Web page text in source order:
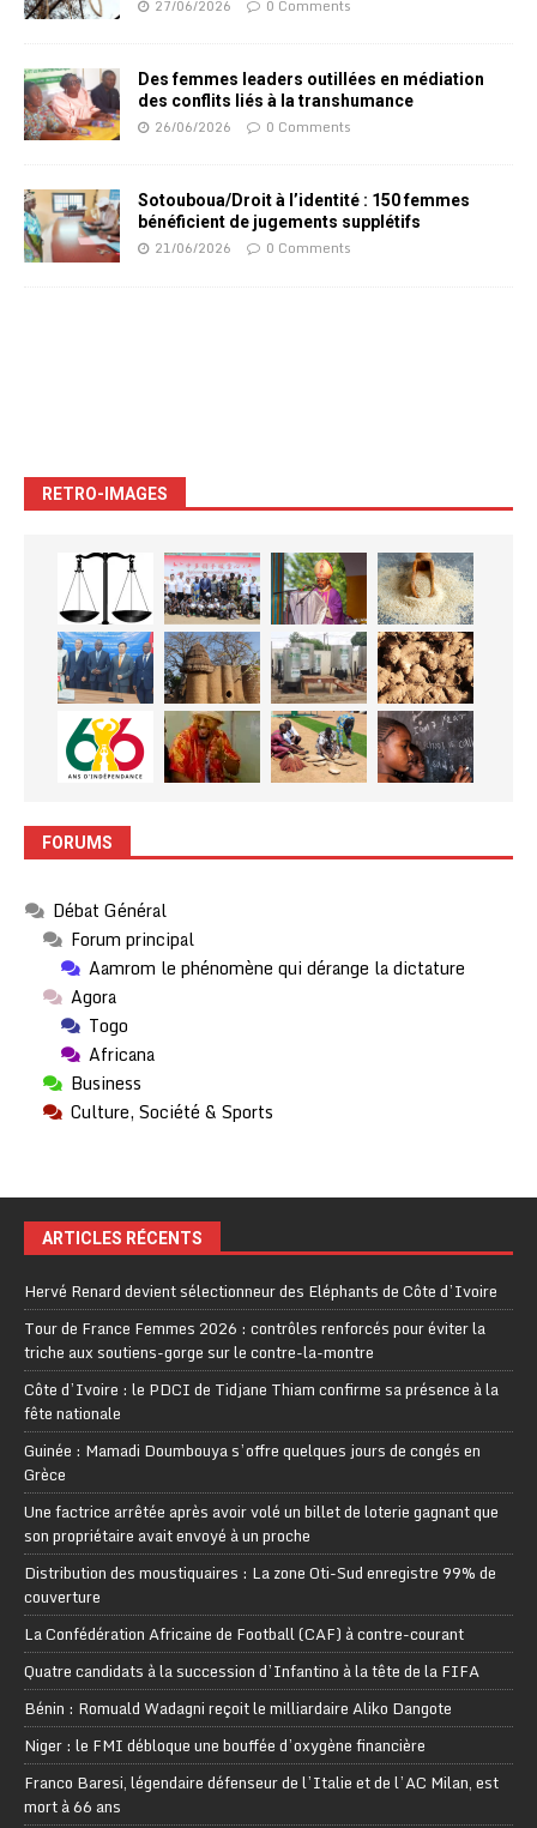
27/06/2026 0 Comments
Des femmes leaders outillées en médiation
des conflits liés à la transhumance
26/06/2026 0 Comments
Sotouboua/Droit à l’identité : 150 femmes
bénéficient de jugements supplétifs
21/06/2026 0 Comments
RETRO-IMAGES
FORUMS
Débat Général
Forum principal
Aamrom le phénomène qui dérange la dictature
Agora
Togo
Africana
Business
Culture, Société & Sports
ARTICLES RÉCENTS
Hervé Renard devient sélectionneur des Eléphants de Côte d’Ivoire
Tour de France Femmes 2026 : contrôles renforcés pour éviter la
triche aux soutiens-gorge sur le contre-la-montre
Côte d’Ivoire : le PDCI de Tidjane Thiam confirme sa présence à la
fête nationale
Guinée : Mamadi Doumbouya s’offre quelques jours de congés en
Grèce
Une factrice arrêtée après avoir volé un billet de loterie gagnant que
son propriétaire avait envoyé à un proche
Distribution des moustiquaires : La zone Oti-Sud enregistre 99% de
couverture
La Confédération Africaine de Football (CAF) à contre-courant
Quatre candidats à la succession d’Infantino à la tête de la FIFA
Bénin : Romuald Wadagni reçoit le milliardaire Aliko Dangote
Niger : le FMI débloque une bouffée d’oxygène financière
Franco Baresi, légendaire défenseur de l’Italie et de l’AC Milan, est
mort à 66 ans